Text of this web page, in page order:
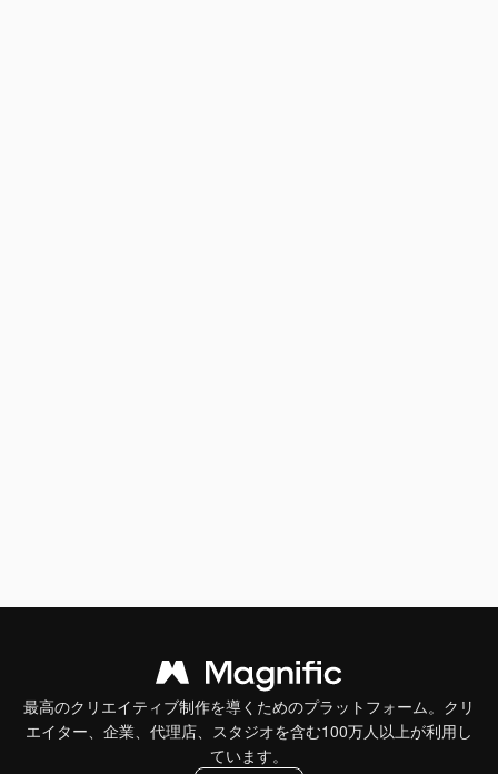
最高のクリエイティブ制作を導くためのプラットフォーム。クリ
エイター、企業、代理店、スタジオを含む100万人以上が利用し
ています。